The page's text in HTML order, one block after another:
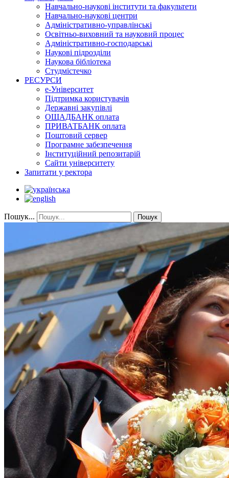
Навчально-наукові інститути та факультети
Навчально-наукові центри
Адміністративно-управлінські
Освітньо-виховний та науковий процес
Адміністративно-господарські
Наукові підрозділи
Наукова бібліотека
Студмістечко
РЕСУРСИ
е-Університет
Підтримка користувачів
Державні закупівлі
ОЩАДБАНК оплата
ПРИВАТБАНК оплата
Поштовий сервер
Програмне забезпечення
Інституційний репозитарій
Сайти університету
Запитати у ректора
Пошук... Пошук